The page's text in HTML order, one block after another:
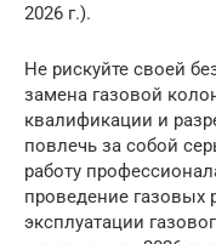
2026 г.).
Не рискуйте своей
замена газовой
квалификации и
повлечь за собой
работу
проведение газовых
эксплуатации